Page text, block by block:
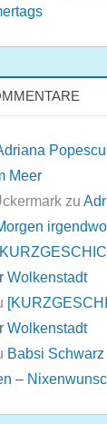
Meer
zu
Wolkenstadt
Wolkenstadt
Babsi
–